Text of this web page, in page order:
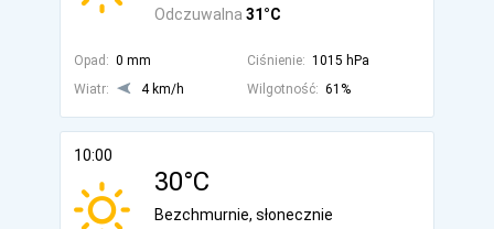
Odczuwalna 31°C
Opad: 0 mm Ciśnienie: 1015 hPa
Wiatr:
4 km/h Wilgotność: 61%
10:00
30°C
Bezchmurnie, słonecznie